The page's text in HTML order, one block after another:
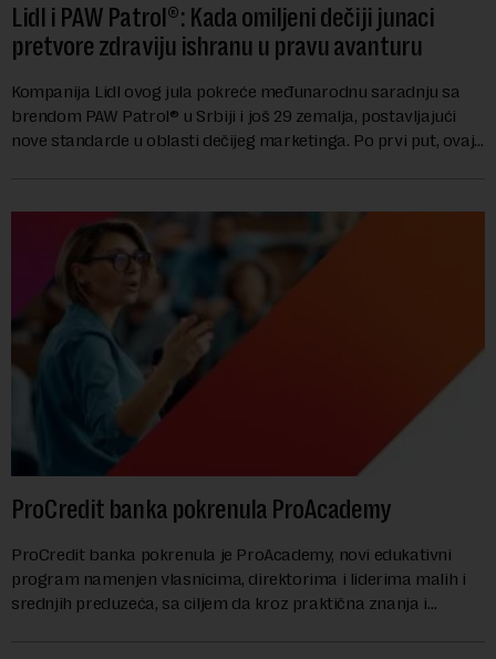
Lidl i PAW Patrol®: Kada omiljeni dečiji junaci
pretvore zdraviju ishranu u pravu avanturu
Kompanija Lidl ovog jula pokreće međunarodnu saradnju sa
brendom PAW Patrol® u Srbiji i još 29 zemalja, postavljajući
nove standarde u oblasti dečijeg marketinga. Po prvi put, ovaj
ProCredit banka pokrenula ProAcademy
ProCredit banka pokrenula je ProAcademy, novi edukativni
program namenjen vlasnicima, direktorima i liderima malih i
srednjih preduzeća, sa ciljem da kroz praktična znanja i